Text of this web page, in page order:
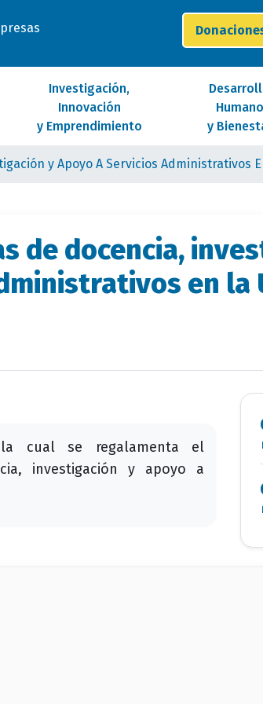
Investigación,
Innovación
y Emprendimiento
Humano
y
y Apoyo A Servicios Administrativos
de docencia,
en la
cual se regalamenta el
investigación y apoyo a